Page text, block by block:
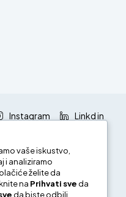
Instagram
Linkd in
vaše iskustvo,
i analiziramo
želite da
na Prihvati sve da
da biste odbili